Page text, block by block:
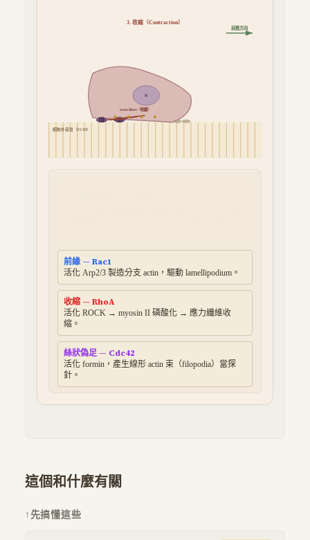
細胞外基質（ECM）
前進方向
N
stress fibers（收縮）
3. 收縮（Contraction）
前緣 — Rac1
活化 Arp2/3 製造分支 actin，驅動 lamellipodium。
收縮 — RhoA
活化 ROCK → myosin II 磷酸化 → 應力纖維收
縮。
絲狀偽足 — Cdc42
活化 formin，產生線形 actin 束（filopodia）當探
針。
這個和什麼有關
↑ 先搞懂這些